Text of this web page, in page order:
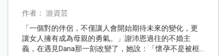
作者： 游資芸
「一個對的伴侶，不僅讓人會開始期待未來的變化，更
讓女人擁有成為母親的勇氣。」謝沛恩過往的不婚主
義，在遇見Dana那一刻改變了，她說：「懷孕不是被框